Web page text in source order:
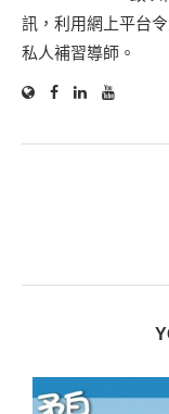
訊，利用網上平台
私人補習導師。